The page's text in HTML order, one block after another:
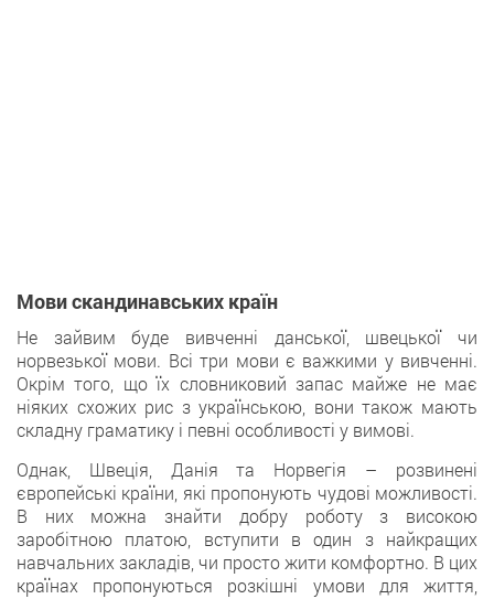
Мови скандинавських країн
Не зайвим буде вивченні данської, швецької чи
норвезької мови. Всі три мови є важкими у вивченні.
Окрім того, що їх словниковий запас майже не має
ніяких схожих рис з українською, вони також мають
складну граматику і певні особливості у вимові.
Однак, Швеція, Данія та Норвегія – розвинені
європейські країни, які пропонують чудові можливості.
В них можна знайти добру роботу з високою
заробітною платою, вступити в один з найкращих
навчальних закладів, чи просто жити комфортно. В цих
країнах пропонуються розкішні умови для життя,